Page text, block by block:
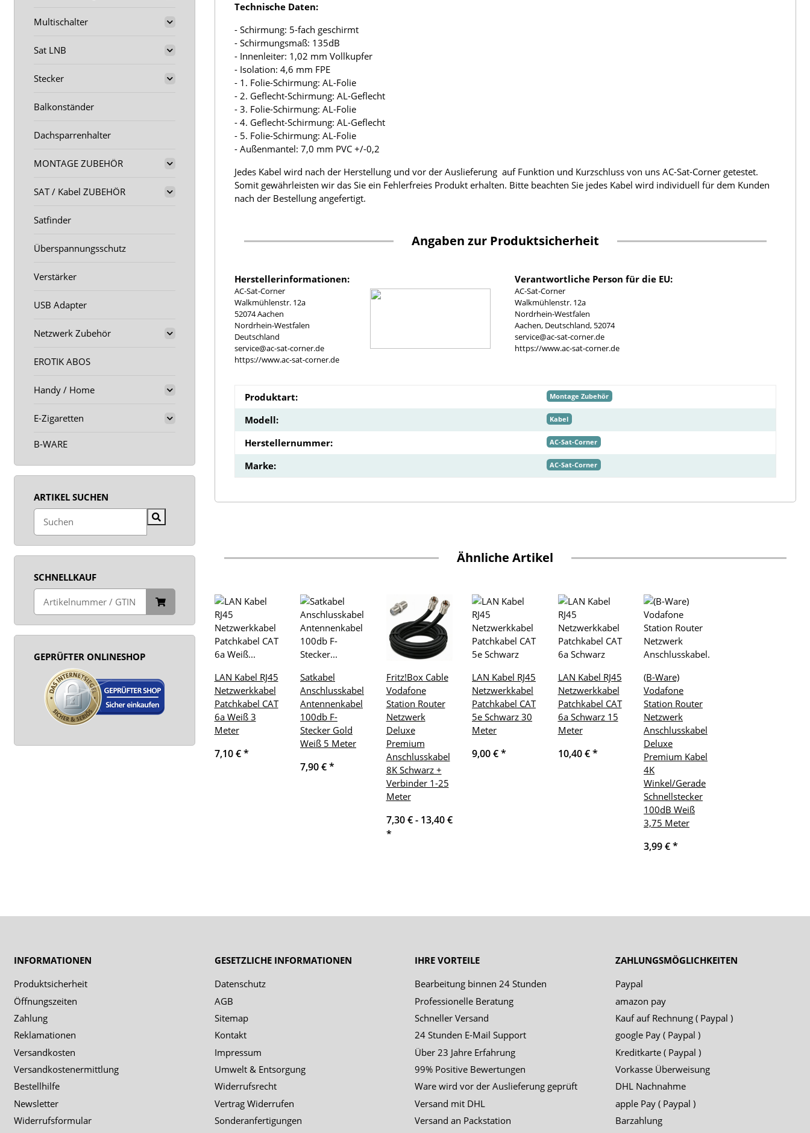
Technische Daten:
- Schirmung: 5-fach geschirmt
- Schirmungsmaß: 135dB
- Innenleiter: 1,02 mm Vollkupfer
- Isolation: 4,6 mm FPE
- 1. Folie-Schirmung: AL-Folie
- 2. Geflecht-Schirmung: AL-Geflecht
- 3. Folie-Schirmung: AL-Folie
- 4. Geflecht-Schirmung: AL-Geflecht
- 5. Folie-Schirmung: AL-Folie
- Außenmantel: 7,0 mm PVC +/-0,2
Jedes Kabel wird nach der Herstellung und vor der Auslieferung auf Funktion und Kurzschluss von uns AC-Sat-Corner getestet.
Somit gewährleisten wir das Sie ein Fehlerfreies Produkt erhalten. Bitte beachten Sie jedes Kabel wird individuell für dem Kunden
nach der Bestellung angefertigt.
Angaben zur Produktsicherheit
Herstellerinformationen:
AC-Sat-Corner
Walkmühlenstr. 12a
52074 Aachen
Nordrhein-Westfalen
Deutschland
service@ac-sat-corner.de
https://www.ac-sat-corner.de
Verantwortliche Person für die EU:
AC-Sat-Corner
Walkmühlenstr. 12a
Nordrhein-Westfalen
Aachen, Deutschland, 52074
service@ac-sat-corner.de
https://www.ac-sat-corner.de
Produktart: Montage Zubehör
Modell: Kabel
Herstellernummer: AC-Sat-Corner
Marke: AC-Sat-Corner
Ähnliche Artikel
LAN Kabel RJ45
Netzwerkkabel
Patchkabel CAT
6a Weiß 3
Meter
7,10 €*
Satkabel
Anschlusskabel
Antennenkabel
100db F-
Stecker Gold
Weiß 5 Meter
7,90 €*
Fritz!Box Cable
Vodafone
Station Router
Netzwerk
Deluxe
Premium
Anschlusskabel
8K Schwarz +
Verbinder 1-25
Meter
7,30 € - 13,40 €
*
LAN Kabel RJ45
Netzwerkkabel
Patchkabel CAT
5e Schwarz 30
Meter
9,00 €*
LAN Kabel RJ45
Netzwerkkabel
Patchkabel CAT
6a Schwarz 15
Meter
10,40 €*
(B-Ware)
Vodafone
Station Router
Netzwerk
Anschlusskabel
Deluxe
Premium Kabel
4K
Winkel/Gerade
Schnellstecker
100dB Weiß
3,75 Meter
3,99 €*
Multischalter
Sat LNB
Stecker
Balkonständer
Dachsparrenhalter
MONTAGE ZUBEHÖR
SAT / Kabel ZUBEHÖR
Satfinder
Überspannungsschutz
Verstärker
USB Adapter
Netzwerk Zubehör
EROTIK ABOS
Handy / Home
E-Zigaretten
B-WARE
ARTIKEL SUCHEN
SCHNELLKAUF
GEPRÜFTER ONLINESHOP
INFORMATIONEN
Produktsicherheit
Öffnungszeiten
Zahlung
Reklamationen
Versandkosten
Versandkostenermittlung
Bestellhilfe
Newsletter
Widerrufsformular
GESETZLICHE INFORMATIONEN
Datenschutz
AGB
Sitemap
Kontakt
Impressum
Umwelt & Entsorgung
Widerrufsrecht
Vertrag Widerrufen
Sonderanfertigungen
IHRE VORTEILE
Bearbeitung binnen 24 Stunden
Professionelle Beratung
Schneller Versand
24 Stunden E-Mail Support
Über 23 Jahre Erfahrung
99% Positive Bewertungen
Ware wird vor der Auslieferung geprüft
Versand mit DHL
Versand an Packstation
ZAHLUNGSMÖGLICHKEITEN
Paypal
amazon pay
Kauf auf Rechnung ( Paypal )
google Pay ( Paypal )
Kreditkarte ( Paypal )
Vorkasse Überweisung
DHL Nachnahme
apple Pay ( Paypal )
Barzahlung